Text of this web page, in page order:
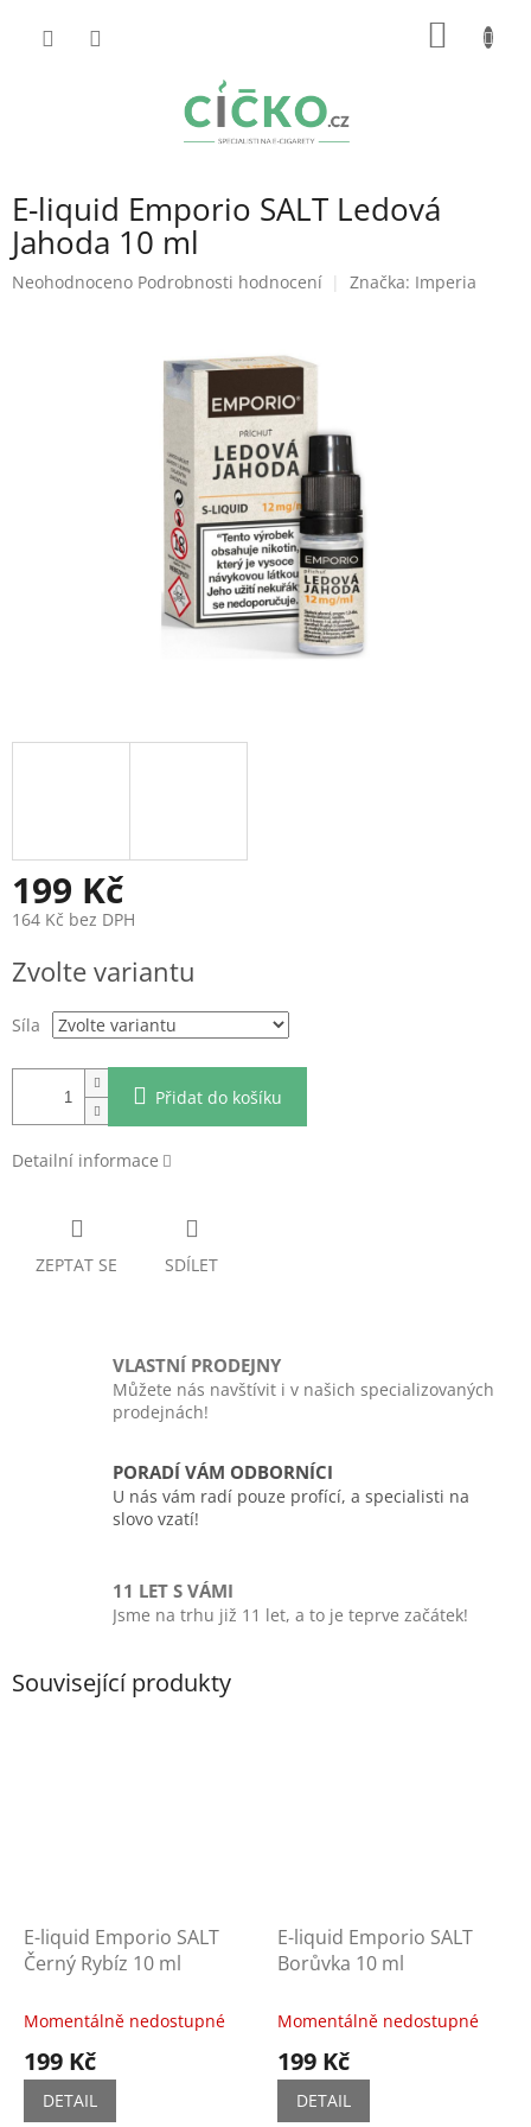
E-liquid Emporio SALT Ledová
Jahoda 10 ml
Průměrné
Neohodnoceno Podrobnosti hodnocení Značka: Imperia
199 Kč
164 Kč bez DPH
cena:
Zvolte variantu
Síla
Přidat do košíku
Detailní informace
ZEPTAT SE SDÍLET
VLASTNÍ PRODEJNY
Můžete nás navštívit i v našich specializovaných
prodejnách!
PORADÍ VÁM ODBORNÍCI
U nás vám radí pouze profící, a specialisti na
slovo vzatí!
11 LET S VÁMI
Jsme na trhu již 11 let, a to je teprve začátek!
Související produkty
E-liquid Emporio SALT
Černý Rybíz 10 ml
Momentálně nedostupné
199 Kč
DETAIL
E-liquid Emporio SALT
Borůvka 10 ml
Momentálně nedostupné
199 Kč
DETAIL